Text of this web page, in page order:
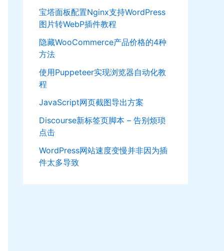
宝塔面板配置Nginx支持WordPress
图片转WebP插件教程
隐藏WooCommerce产品价格的4种
方法
使用Puppeteer实现浏览器自动化教
程
JavaScript网页截图导出方案
Discourse新标签页脚本 – 告别烦琐
点击
WordPress网站速度变慢并非因为插
件太多导致